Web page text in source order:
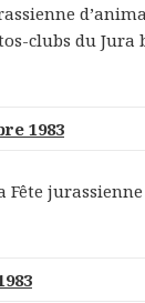
clubs du Jura
1983
Fête